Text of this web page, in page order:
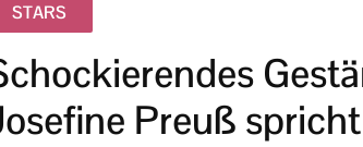
STARS
Preuß spricht